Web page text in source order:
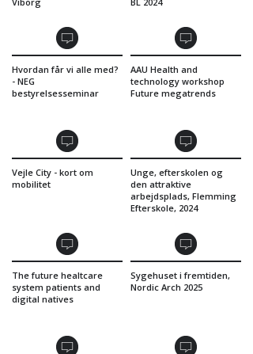
Hvordan får vi alle med?
- NEG
bestyrelsesseminar
AAU Health and
technology workshop
Future megatrends
Vejle City - kort om
mobilitet
Unge, efterskolen og
den attraktive
arbejdsplads, Flemming
Efterskole, 2024
The future healtcare
system patients and
digital natives
Sygehuset i fremtiden,
Nordic Arch 2025